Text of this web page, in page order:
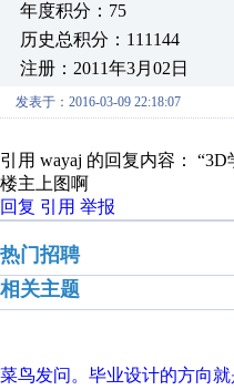
年度积分：75
历史总积分：111144
注册：2011年3月02日
发表于：2016-03-09 22:18:07
引用 wayaj 的回复内容：
楼主上图啊
回复 引用 举报
热门招聘
相关主题
菜鸟发问。毕业设计的方向就